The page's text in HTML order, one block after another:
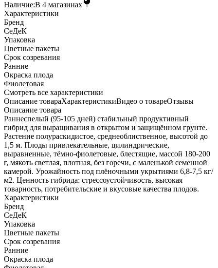
Наличие:В 4 магазинах
Характеристики
Бренд
СеДеК
Упаковка
Цветные пакеты
Срок созревания
Ранние
Окраска плода
Фиолетовая
Cмотреть все характеристики
Описание товараХарактеристикиВидео о товареОтзывы
Описание товара
Раннеспелый (95-105 дней) стабильный продуктивный
гибрид для выращивания в открытом и защищённом грунте.
Растение полураскидистое, среднеоблиственное, высотой до
1,5 м. Плоды привлекательные, цилиндрические,
выравненные, тёмно-фиолетовые, блестящие, массой 180-200
г, мякоть светлая, плотная, без горечи, с маленькой семенной
камерой. Урожайность под плёночными укрытиями 6,8-7,5 кг/
м2. Ценность гибрида: стрессоустойчивость, высокая
товарность, потребительские и вкусовые качества плодов.
Характеристики
Бренд
СеДеК
Упаковка
Цветные пакеты
Срок созревания
Ранние
Окраска плода